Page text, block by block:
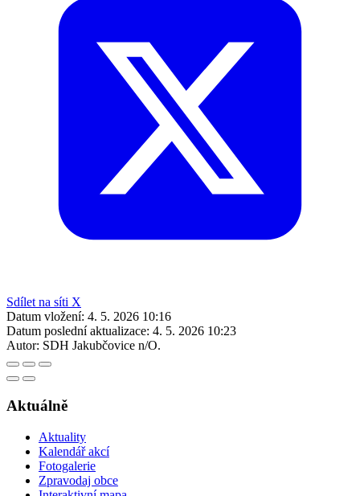
Sdílet na síti X
Datum vložení: 4. 5. 2026 10:16
Datum poslední aktualizace: 4. 5. 2026 10:23
Autor: SDH Jakubčovice n/O.
Aktuálně
Aktuality
Kalendář akcí
Fotogalerie
Zpravodaj obce